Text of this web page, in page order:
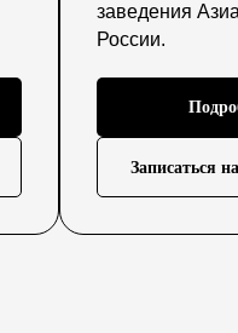
заведения
России.
Записаться